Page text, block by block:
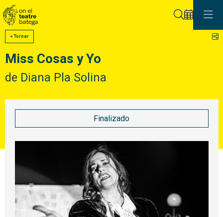
< Tornar
Miss Cosas y Yo
de Diana Pla Solina
Finalizado